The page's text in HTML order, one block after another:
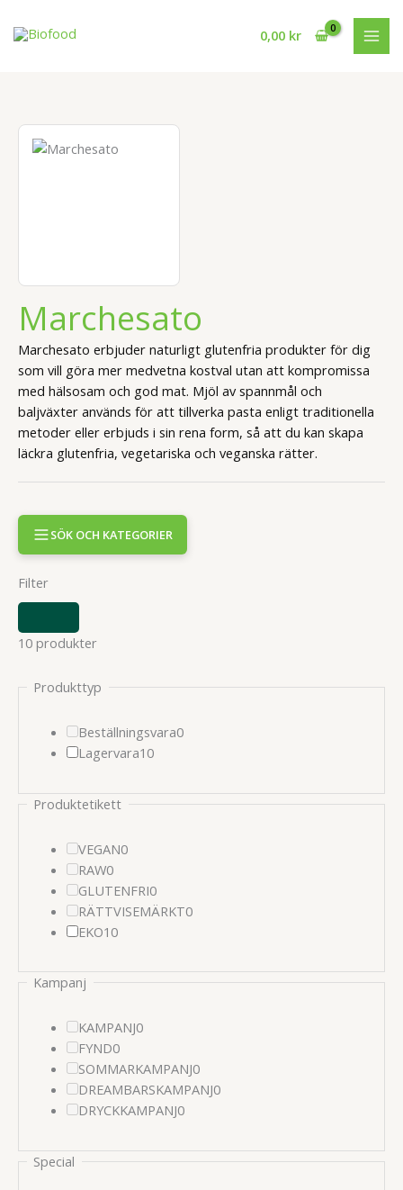
0,00 kr
Marchesato
Marchesato erbjuder naturligt glutenfria produkter för dig
som vill göra mer medvetna kostval utan att kompromissa
med hälsosam och god mat. Mjöl av spannmål och
baljväxter används för att tillverka pasta enligt traditionella
metoder eller erbjuds i sin rena form, så att du kan skapa
läckra glutenfria, vegetariska och veganska rätter.
SÖK OCH KATEGORIER
Filter
ELLER
DÖLJ
10 produkter
Produkttyp
Beställningsvara00
Lagervara1010
Produktetikett
VEGAN00
RAW00
produkter
GLUTENFRI00
produkter
RÄTTVISEMÄRKT00
EKO1010
Kampanj
KAMPANJ00
FYND00
produkter
SOMMARKAMPANJ00
produkter
DREAMBARSKAMPANJ00
DRYCKKAMPANJ00
Special